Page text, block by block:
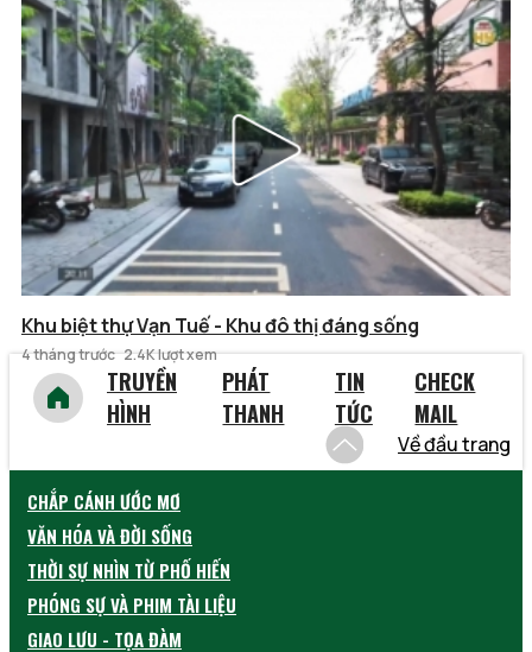
Khu biệt thự Vạn Tuế - Khu đô thị đáng sống
4 tháng trước 2.4K lượt xem
TRUYỀN
HÌNH
PHÁT
THANH
TIN
TỨC
CHECK
MAIL
Về đầu trang
CHẮP CÁNH ƯỚC MƠ
VĂN HÓA VÀ ĐỜI SỐNG
THỜI SỰ NHÌN TỪ PHỐ HIẾN
PHÓNG SỰ VÀ PHIM TÀI LIỆU
GIAO LƯU - TỌA ĐÀM